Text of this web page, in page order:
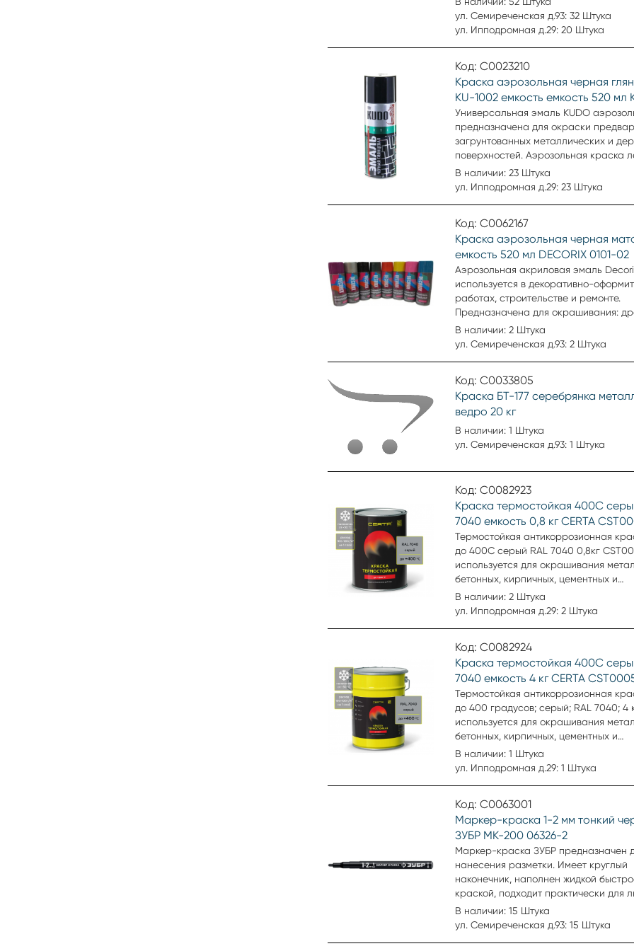
стекла, картона, минеральных
Аэрозольная эмаль удобна для
выцветанию покрытие.
ул. Семиреченская д.93: 32 Штука
ул. Ипподромная д.29: 20 Штука
Код: С0023210
Краска аэрозольная черная
KU-1002 емкость емкость 520 мл
Универсальная эмаль KUDO
предназначена для окраски
загрунтованных металлических и
поверхностей. Аэрозольная краска
наносится на труднодоступные места.
Образует долговечное покрытие с
поверхности. Имеет высокую
светостойкость и стойкость к
Благодаря распылительной головке с
поворотным соплом,
профессиональный факел
достигается высокая скорость
эмали при максимальном удобстве
окрашивания. Применяется для
внутренних работ.
В наличии: 23 Штука
ул. Ипподромная д.29: 23 Штука
Код: С0062167
Краска аэрозольная черная
емкость 520 мл DECORIX 0101-02
Аэрозольная акриловая эмаль
используется в декоративно-
работах, строительстве и ремонте.
Предназначена для окрашивания:
пластика, металла, бетона, кирпича,
стекла, картона, минеральных
мест. Образует гладкое, устойчивое к
выцветанию покрытие.
В наличии: 2 Штука
ул. Семиреченская д.93: 2 Штука
Код: С0033805
Краска БТ-177 серебрянка
ведро 20 кг
В наличии: 1 Штука
ул. Семиреченская д.93: 1 Штука
Код: С0082923
Краска термостойкая 400С
7040 емкость 0,8 кг CERTA
Термостойкая антикоррозионная
до 400С серый RAL 7040 0,8кг
используется для окрашивания
бетонных, кирпичных, цементных и
оштукатуренных поверхностей
мангалы, двигатели, детали, машины
В наличии: 2 Штука
ул. Ипподромная д.29: 2 Штука
Код: С0082924
Краска термостойкая 400С
7040 емкость 4 кг CERTA
Термостойкая антикоррозионная
до 400 градусов; серый; RAL 7040; 4
используется для окрашивания
бетонных, кирпичных, цементных и
оштукатуренных поверхностей
мангалы, двигатели, детали, машины
В наличии: 1 Штука
ул. Ипподромная д.29: 1 Штука
Код: С0063001
Маркер-краска 1-2 мм тонкий
ЗУБР МК-200 06326-2
Маркер-краска ЗУБР предназначен
нанесения разметки. Имеет круглый
наконечник, наполнен жидкой
краской, подходит практически для
поверхности. Безопасен для человека,
поскольку не имеет в составе
В наличии: 15 Штука
ул. Семиреченская д.93: 15 Штука